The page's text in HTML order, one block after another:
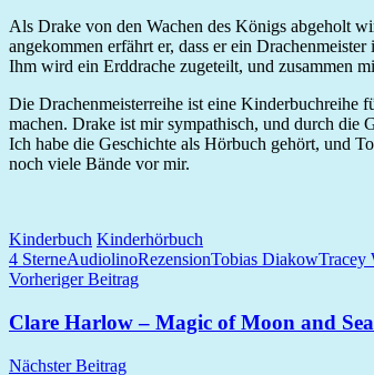
Als Drake von den Wachen des Königs abgeholt
angekommen erfährt er, dass er ein
Ihm wird ein Erddrache zugeteilt, und zusammen
Die Drachenmeisterreihe ist eine Kinderbuchreihe
machen. Drake ist mir sympathisch, und durch die
Ich habe die Geschichte als Hörbuch gehört, und
noch viele Bände vor mir.
Kinderbuch Kinderhörbuch
4 SterneAudiolinoRezensionTobias DiakowTracey
Beitragsnavigation
Vorheriger Beitrag
Clare Harlow – Magic of Moon and
Nächster Beitrag